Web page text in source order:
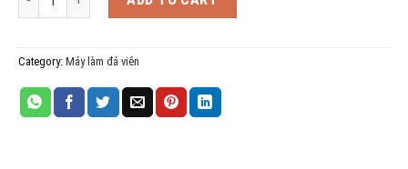
Category: Máy làm đá viên